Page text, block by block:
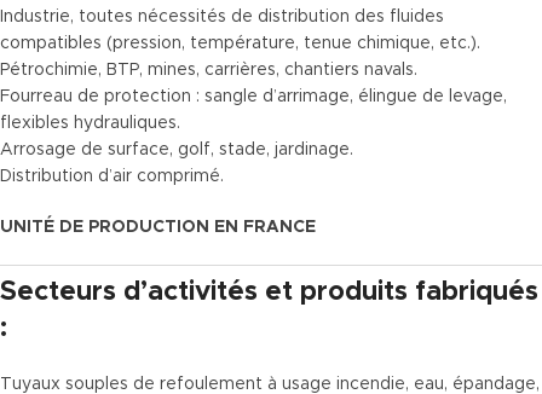
Industrie, toutes nécessités de distribution des fluides
compatibles (pression, température, tenue chimique, etc.).
Pétrochimie, BTP, mines, carrières, chantiers navals.
Fourreau de protection : sangle d’arrimage, élingue de levage,
flexibles hydrauliques.
Arrosage de surface, golf, stade, jardinage.
Distribution d’air comprimé.
UNITÉ DE PRODUCTION EN FRANCE
Secteurs d’activités et produits fabriqués
:
Tuyaux souples de refoulement à usage incendie, eau, épandage,